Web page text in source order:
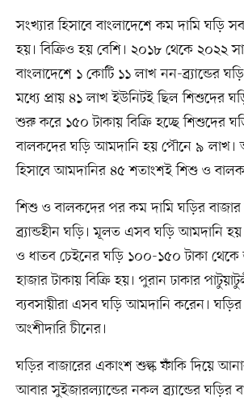
সংখ্যার হিসাবে বাংলাদেশে কম দামি ঘড়ি
হয়। বিক্রিও হয় বেশি। ২০১৮ থেকে ২০২২
বাংলাদেশে ১ কোটি ১১ লাখ নন-ব্র্যান্ডের
মধ্যে প্রায় ৪১ লাখ ইউনিটই ছিল শিশুদের
শুরু করে ১৫০ টাকায় বিক্রি হচ্ছে শিশুদের
বালকদের ঘড়ি আমদানি হয় পৌনে ৯ লাখ।
হিসাবে আমদানির ৪৫ শতাংশই শিশু ও
শিশু ও বালকদের পর কম দামি ঘড়ির
ব্র্যান্ডহীন ঘড়ি। মূলত এসব ঘড়ি আমদানি হয়
ও ধাতব চেইনের ঘড়ি ১০০-১৫০ টাকা
হাজার টাকায় বিক্রি হয়। পুরান ঢাকার
ব্যবসায়ীরা এসব ঘড়ি আমদানি করেন।
অংশীদারি চীনের।
ঘড়ির বাজারের একাংশ শুল্ক ফাঁকি দিয়ে
আবার সুইজারল্যান্ডের নকল ব্র্যান্ডের ঘড়ির